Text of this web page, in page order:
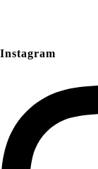
Instagram